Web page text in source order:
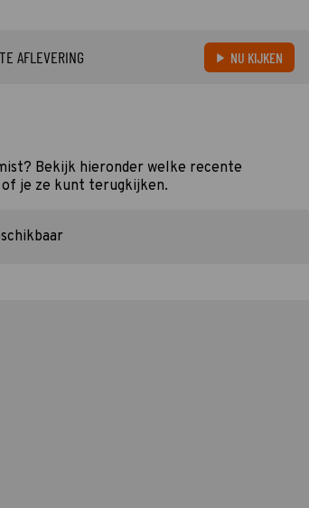
AFLEVERING NU KIJKEN
Bekijk hieronder welke recente
je ze kunt terugkijken.